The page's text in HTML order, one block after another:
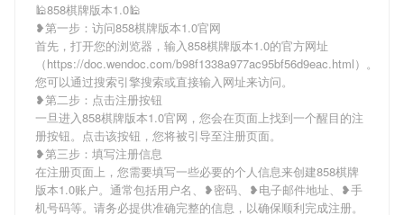
🕌858棋牌版本1.0🕌
❥第一步：访问858棋牌版本1.0官网
首先，打开您的浏览器，输入858棋牌版本1.0的官方网址
（https://doc.wendoc.com/b98f1338a977ac95bf56d9eac.html）。
您可以通过搜索引擎搜索或直接输入网址来访问。
❥第二步：点击注册按钮
一旦进入858棋牌版本1.0官网，您会在页面上找到一个醒目的注
册按钮。点击该按钮，您将被引导至注册页面。
❥第三步：填写注册信息
在注册页面上，您需要填写一些必要的个人信息来创建858棋牌
版本1.0账户。通常包括用户名、❥密码、❥电子邮件地址、❥手
机号码等。请务必提供准确完整的信息，以确保顺利完成注册。